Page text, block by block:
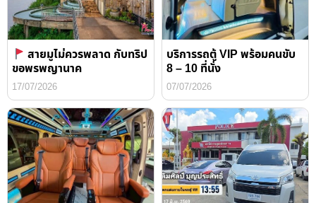
สายมูไม่ควรพลาด กับทริป
ขอพรพญานาค
17/07/2026
บริการรถตู้ VIP พร้อมคนขับ
8 – 10 ที่นั่ง
07/07/2026